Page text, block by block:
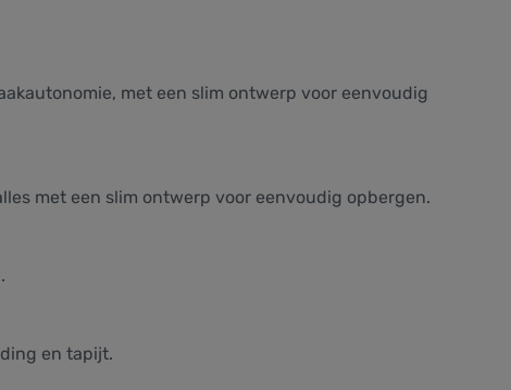
met een slim ontwerp voor eenvoudig
met een slim ontwerp voor eenvoudig opbergen.
en tapijt.